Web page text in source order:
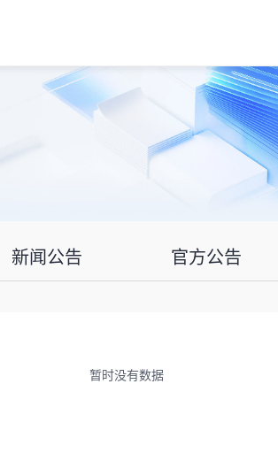
新闻公告 官方公告
暂时没有数据